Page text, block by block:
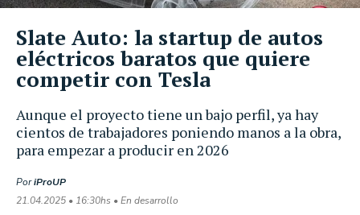
Aunque el proyecto tiene un bajo perfil, ya hay
cientos de trabajadores poniendo manos a la obra,
para empezar a producir en 2026
PoriProUP
21.04.2025 • 16:30hs • En desarrollo
Slate Auto: la startup de autos
eléctricos baratos que quiere
competir con Tesla